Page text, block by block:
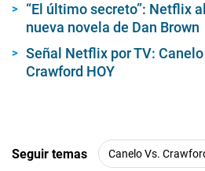
“El último secreto”: Netflix
nueva novela de Dan Brown
Señal Netflix por TV:
Crawford HOY
Seguir temas Canelo Vs.